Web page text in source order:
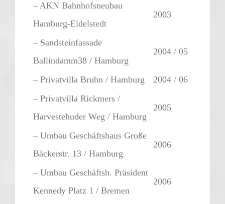
– AKN Bahnhofsneubau
Hamburg-Eidelstedt
2003
– Sandsteinfassade
Ballindamm38 / Hamburg
2004 / 05
– Privatvilla Bruhn / Hamburg
2004 / 06
– Privatvilla Rickmers /
Harvestehuder Weg / Hamburg
2005
– Umbau Geschäftshaus Große
Bäckerstr. 13 / Hamburg
2006
– Umbau Geschäftsh. Präsident
Kennedy Platz 1 / Bremen
2006